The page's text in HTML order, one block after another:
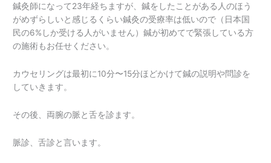
鍼灸師になって23年経ちますが、鍼をしたことがある人のほう
がめずらしいと感じるくらい鍼灸の受療率は低いので（日本国
民の6%しか受ける人がいません）鍼が初めてで緊張している方
の施術もお任せください。
カウセリングは最初に10分〜15分ほどかけて鍼の説明や問診を
していきます。
その後、両腕の脈と舌を診ます。
脈診、舌診と言います。